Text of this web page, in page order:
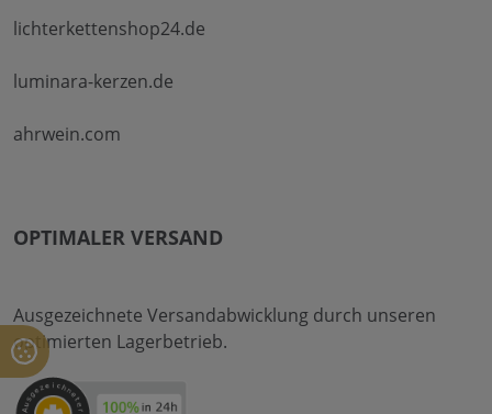
lichterkettenshop24.de
luminara-kerzen.de
ahrwein.com
OPTIMALER VERSAND
Ausgezeichnete Versandabwicklung durch unseren
optimierten Lagerbetrieb.